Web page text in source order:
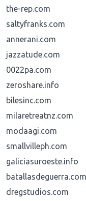
the-rep.com
saltyfranks.com
annerani.com
jazzatude.com
0022pa.com
zeroshare.info
bilesinc.com
milaretreatnz.com
modaagi.com
smallvilleph.com
galiciasuroeste.info
batallasdeguerra.com
dregstudios.com